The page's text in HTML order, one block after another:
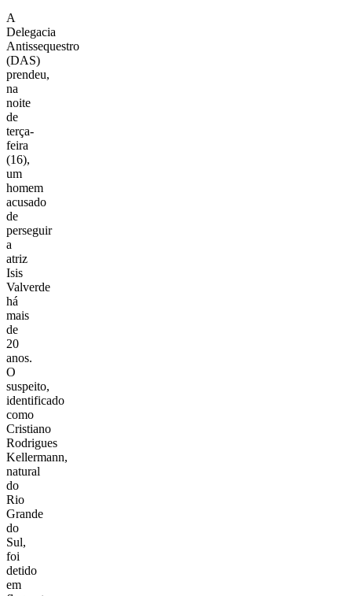
A
Delegacia
Antissequestro
(DAS)
prendeu,
na
noite
de
terça-
feira
(16),
um
homem
acusado
de
perseguir
a
atriz
Isis
Valverde
há
mais
de
20
anos.
O
suspeito,
identificado
como
Cristiano
Rodrigues
Kellermann,
natural
do
Rio
Grande
do
Sul,
foi
detido
em